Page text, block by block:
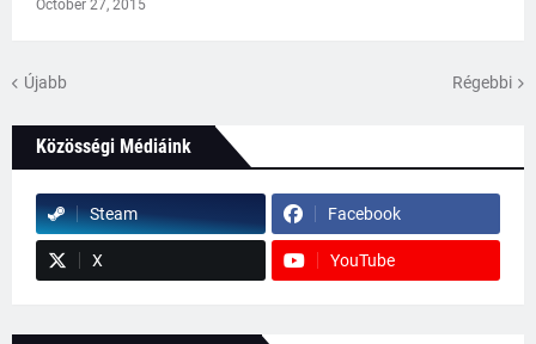
October 27, 2015
Újabb Régebbi
Közösségi Médiáink
Steam Facebook
X YouTube